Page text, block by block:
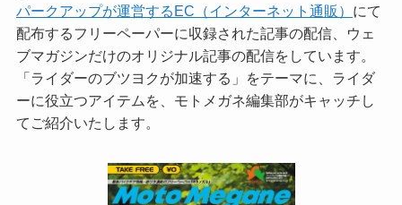
パークアップが運営するEC（インターネット通販） にて
配布するフリーペーパーに収録された記事の配信、ウェ
ブマガジンだけのオリジナル記事の配信をしています。
「ライダーのブツヨクが加速する」をテーマに、ライダ
ーに役立つアイテムを、モトメガネ編集部がキャッチし
てご紹介いたします。